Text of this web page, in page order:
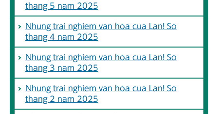
thang 5 nam 2025
Nhung trai nghiem van hoa cua Lan! So
thang 4 nam 2025
Nhung trai nghiem van hoa cua Lan! So
thang 3 nam 2025
Nhung trai nghiem van hoa cua Lan! So
thang 2 nam 2025